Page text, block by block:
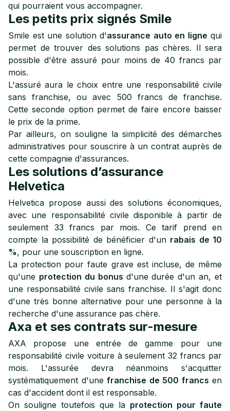
qui pourraient vous accompagner.
Les petits prix signés Smile
Smile est une solution d'assurance auto en ligne qui
permet de trouver des solutions pas chères. Il sera
possible d'être assuré pour moins de 40 francs par
mois.
L'assuré aura le choix entre une responsabilité civile
sans franchise, ou avec 500 francs de franchise.
Cette seconde option permet de faire encore baisser
le prix de la prime.
Par ailleurs, on souligne la simplicité des démarches
administratives pour souscrire à un contrat auprès de
cette compagnie d'assurances.
Les solutions d’assurance
Helvetica
Helvetica propose aussi des solutions économiques,
avec une responsabilité civile disponible à partir de
seulement 33 francs par mois. Ce tarif prend en
compte la possibilité de bénéficier d'un rabais de 10
%, pour une souscription en ligne.
La protection pour faute grave est incluse, de même
qu'une protection du bonus d'une durée d'un an, et
une responsabilité civile sans franchise. Il s'agit donc
d'une très bonne alternative pour une personne à la
recherche d'une assurance pas chère.
Axa et ses contrats sur-mesure
AXA propose une entrée de gamme pour une
responsabilité civile voiture à seulement 32 francs par
mois. L'assurée devra néanmoins s'acquitter
systématiquement d'une franchise de 500 francs en
cas d'accident dont il est responsable.
On souligne toutefois que la protection pour faute